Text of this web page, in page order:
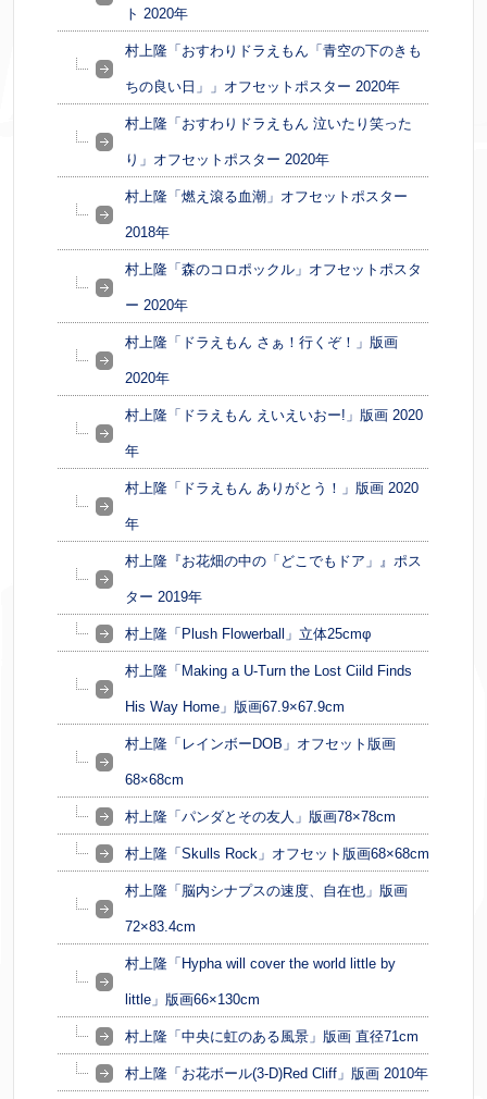
ト 2020年
村上隆「おすわりドラえもん「青空の下のきも
ちの良い日」」オフセットポスター 2020年
村上隆「おすわりドラえもん 泣いたり笑った
り」オフセットポスター 2020年
村上隆「燃え滾る血潮」オフセットポスター
2018年
村上隆「森のコロポックル」オフセットポスタ
ー 2020年
村上隆「ドラえもん さぁ！行くぞ！」版画
2020年
村上隆「ドラえもん えいえいおー!」版画 2020
年
村上隆「ドラえもん ありがとう！」版画 2020
年
村上隆『お花畑の中の「どこでもドア」』ポス
ター 2019年
村上隆「Plush Flowerball」立体25cmφ
村上隆「Making a U-Turn the Lost Ciild Finds
His Way Home」版画67.9×67.9cm
村上隆「レインボーDOB」オフセット版画
68×68cm
村上隆「パンダとその友人」版画78×78cm
村上隆「Skulls Rock」オフセット版画68×68cm
村上隆「脳内シナプスの速度、自在也」版画
72×83.4cm
村上隆「Hypha will cover the world little by
little」版画66×130cm
村上隆「中央に虹のある風景」版画 直径71cm
村上隆「お花ボール(3-D)Red Cliff」版画 2010年